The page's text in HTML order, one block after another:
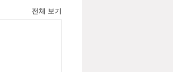
전체 보기